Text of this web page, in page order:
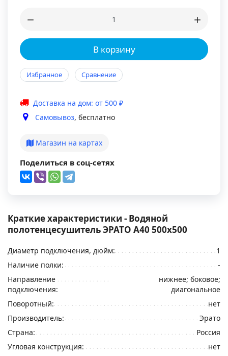
В корзину
Избранное Сравнение
Доставка на дом: от 500 ₽
Самовывоз, бесплатно
Магазин на картах
Поделиться в соц-сетях
Краткие характеристики - Водяной
полотенцесушитель ЭРАТО А40 500x500
Диаметр подключения, дюйм:
1
Наличие полки:
-
Направление
подключения:
нижнее; боковое;
диагональное
Поворотный:
нет
Производитель:
Эрато
Страна:
Россия
Угловая конструкция:
нет